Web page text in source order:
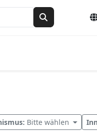
Suchen
Bitte wählen